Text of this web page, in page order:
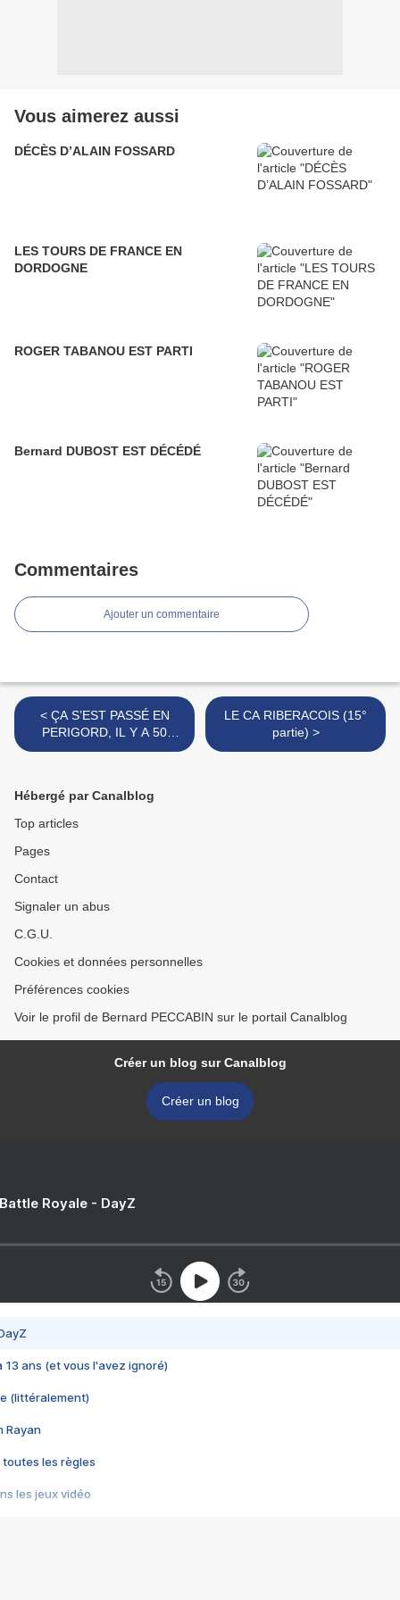
Vous aimerez aussi
DÉCÈS D’ALAIN FOSSARD
LES TOURS DE FRANCE EN
DORDOGNE
ROGER TABANOU EST PARTI
Bernard DUBOST EST DÉCÉDÉ
Commentaires
Ajouter un commentaire
< ÇA S’EST PASSÉ EN
PERIGORD, IL Y A 50
ANS...SEMAINE DU 3 AU 9
LE CA RIBERACOIS (15°
partie) >
Hébergé par Canalblog
Top articles
Pages
Contact
Signaler un abus
C.G.U.
Cookies et données personnelles
Préférences cookies
Voir le profil de Bernard PECCABIN sur le portail Canalblog
Créer un blog sur Canalblog
Créer un blog
Royale - DayZ
13 ans (et vous l'avez ignoré)
(littéralement)
Rayan
toutes les règles
les jeux vidéo